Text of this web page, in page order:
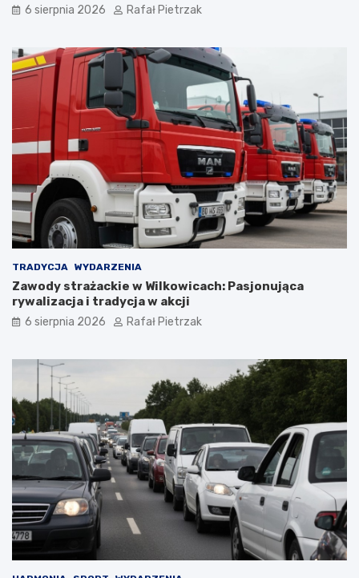
6 sierpnia 2026 Rafał Pietrzak
TRADYCJA WYDARZENIA
Zawody strażackie w Wilkowicach: Pasjonująca
rywalizacja i tradycja w akcji
6 sierpnia 2026 Rafał Pietrzak